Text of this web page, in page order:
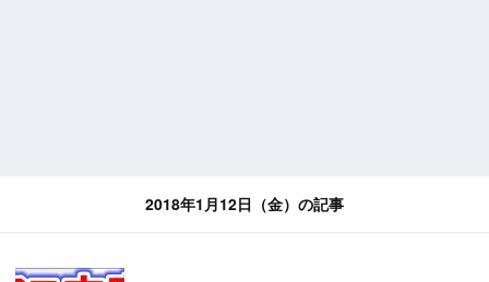
2018年1月12日（金）の記事